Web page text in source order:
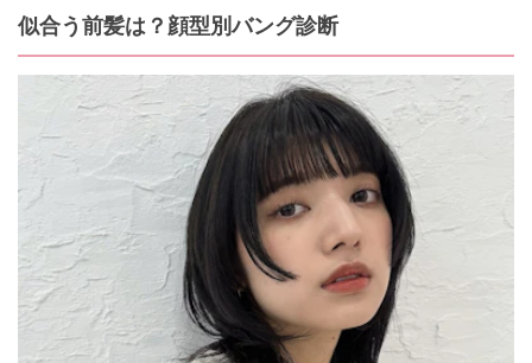
似合う前髪は？顔型別バング診断